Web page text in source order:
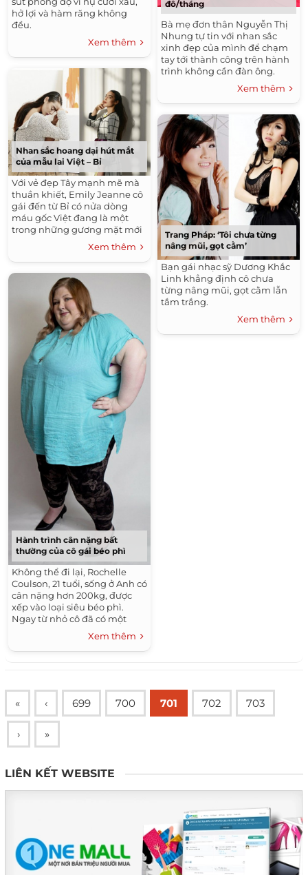
hở lợi và hàm răng không
đều.
Xem thêm
Nhan sắc hoang dại hút mắt
của mẫu lai Việt – Bỉ
Với vẻ đẹp Tây mạnh mẽ mà
thuần khiết, Emily Jeanne cô
gái đến từ Bỉ có nửa dòng
máu gốc Việt đang là một
trong những gương mặt mới
đầy sáng giá của làng mốt
Xem thêm
Hành trình cân nặng bất
thường của cô gái béo phì
Không thể đi lại, Rochelle
Coulson, 21 tuổi, sống ở Anh có
cân nặng hơn 200kg, được
xếp vào loại siêu béo phì.
Ngay từ nhỏ cô đã có một
thân hình với cân nặng hơn
người bình thường.
Xem thêm
đô/tháng
Bà mẹ đơn thân Nguyễn Thị
Nhung tự tin với nhan sắc
xinh đẹp của mình để chạm
tay tới thành công trên hành
trình không cần đàn ông.
Xem thêm
Trang Pháp: ‘Tôi chưa từng
nâng mũi, gọt cằm’
Bạn gái nhạc sỹ Dương Khắc
Linh khẳng định cô chưa
từng nâng mũi, gọt cằm lẫn
tắm trắng.
Xem thêm
« ‹ 699 700 701 702 703
› »
LIÊN KẾT WEBSITE